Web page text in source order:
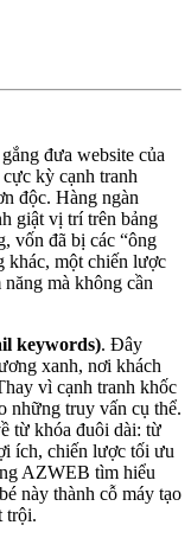
đưa website của
kỳ cạnh tranh
độc. Hàng ngàn
giật vị trí trên bảng
vốn đã bị các “ông
khác, một chiến lược
mà không cần
keywords). Đây
xanh, nơi khách
vì cạnh tranh khốc
những truy vấn cụ thể.
từ khóa đuôi dài: từ
ích, chiến lược tối ưu
AZWEB tìm hiểu
này thành cỗ máy tạo
trội.